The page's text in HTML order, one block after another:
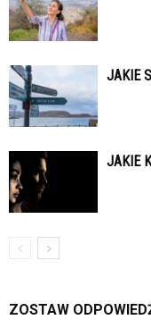
JAKIE
JAKIE
ZOSTAW